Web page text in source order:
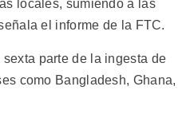
locales, sumiendo a las
el informe de la FTC.
parte de la ingesta de
como Bangladesh, Ghana,